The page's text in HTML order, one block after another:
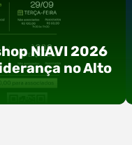
NIAVI 2026
no Alto